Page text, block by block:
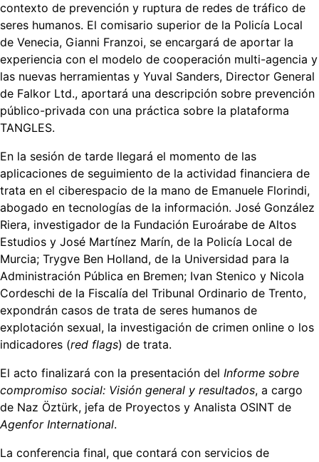
contexto de prevención y ruptura de redes de tráfico de
seres humanos. El comisario superior de la Policía Local
de Venecia, Gianni Franzoi, se encargará de aportar la
experiencia con el modelo de cooperación multi-agencia y
las nuevas herramientas y Yuval Sanders, Director General
de Falkor Ltd., aportará una descripción sobre prevención
público-privada con una práctica sobre la plataforma
TANGLES.
En la sesión de tarde llegará el momento de las
aplicaciones de seguimiento de la actividad financiera de
trata en el ciberespacio de la mano de Emanuele Florindi,
abogado en tecnologías de la información. José González
Riera, investigador de la Fundación Euroárabe de Altos
Estudios y José Martínez Marín, de la Policía Local de
Murcia; Trygve Ben Holland, de la Universidad para la
Administración Pública en Bremen; Ivan Stenico y Nicola
Cordeschi de la Fiscalía del Tribunal Ordinario de Trento,
expondrán casos de trata de seres humanos de
explotación sexual, la investigación de crimen online o los
indicadores (red flags) de trata.
El acto finalizará con la presentación del Informe sobre
compromiso social: Visión general y resultados, a cargo
de Naz Öztürk, jefa de Proyectos y Analista OSINT de
Agenfor International.
La conferencia final, que contará con servicios de